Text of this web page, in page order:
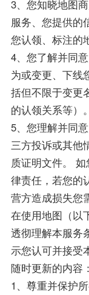
3、您知晓地图
服务、您提供的
您认领、标注的
4、您了解并同
为或变更、下线
括但不限于变更
的认领关系等）。
5、您理解并同
三方投诉或其他
质证明文件。
律责任，若您的
营方造成损失您
在使用地图（以
透彻理解本服务
示您认可并接受
随时更新的内容：
1、尊重并保护